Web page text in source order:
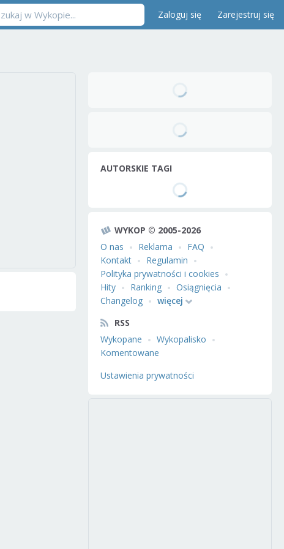
Zaloguj się Zarejestruj się
AUTORSKIE TAGI
WYKOP © 2005-2026
O nas
Reklama
FAQ
Kontakt
Regulamin
Polityka prywatności i cookies
Hity
Ranking
Osiągnięcia
Changelog
więcej
RSS
Wykopane
Wykopalisko
Komentowane
Ustawienia prywatności